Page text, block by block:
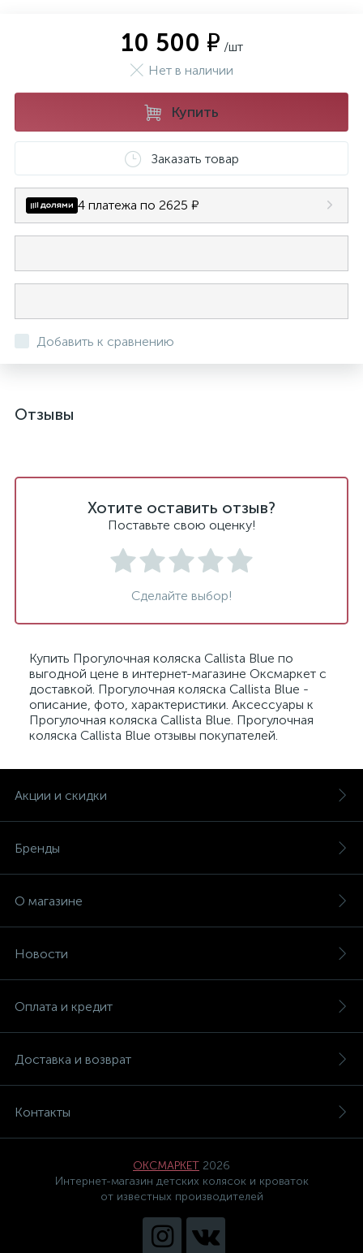
10 500 ₽ /шт
Нет в наличии
Купить
Заказать товар
4 платежа по 2625 ₽
Добавить к сравнению
Отзывы
Хотите оставить отзыв?
Поставьте свою оценку!
Сделайте выбор!
Купить Прогулочная коляска Callista Blue по
выгодной цене в интернет-магазине Оксмаркет с
доставкой. Прогулочная коляска Callista Blue -
описание, фото, характеристики. Аксессуары к
Прогулочная коляска Callista Blue. Прогулочная
коляска Callista Blue отзывы покупателей.
Акции и скидки
Бренды
О магазине
Новости
Оплата и кредит
Доставка и возврат
Контакты
ОКСМАРКЕТ 2026
Интернет-магазин детских колясок и кроваток
от известных производителей